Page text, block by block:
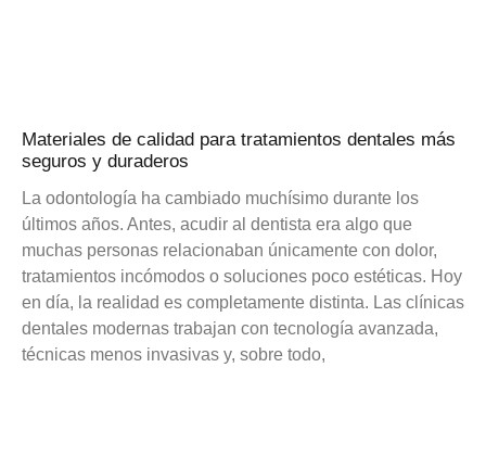
Materiales de calidad para tratamientos dentales más
seguros y duraderos
La odontología ha cambiado muchísimo durante los
últimos años. Antes, acudir al dentista era algo que
muchas personas relacionaban únicamente con dolor,
tratamientos incómodos o soluciones poco estéticas. Hoy
en día, la realidad es completamente distinta. Las clínicas
dentales modernas trabajan con tecnología avanzada,
técnicas menos invasivas y, sobre todo,